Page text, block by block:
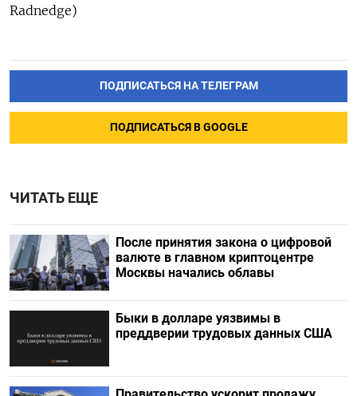
Radnedge)
ПОДПИСАТЬСЯ НА ТЕЛЕГРАМ
ПОДПИСАТЬСЯ В GOOGLE
ЧИТАТЬ ЕЩЕ
После принятия закона о цифровой
валюте в главном криптоцентре
Москвы начались облавы
Быки в долларе уязвимы в
преддверии трудовых данных США